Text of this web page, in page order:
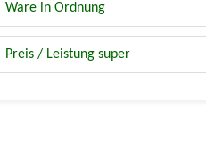
Ware in Ordnung
Preis / Leistung super